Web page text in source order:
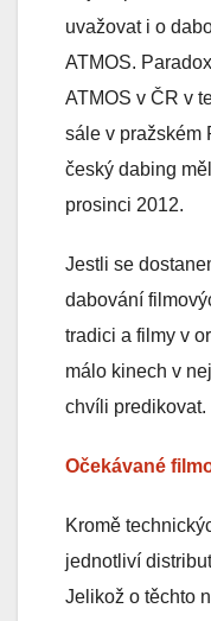
uvažovat i o
ATMOS.
ATMOS v ČR v
sále v pražském
český dabing
prosinci 2012.
Jestli se
dabování
tradici a filmy v
málo kinech v
chvíli predikovat.
Očekávané
Kromě
jednotliví
Jelikož o těchto